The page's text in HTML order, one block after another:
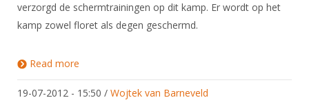
verzorgd de schermtrainingen op dit kamp. Er wordt op het
kamp zowel floret als degen geschermd.
Read more
19-07-2012 - 15:50 / Wojtek van Barneveld